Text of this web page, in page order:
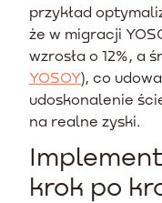
przykład
że w migracji
wzrosła o 12%, a
YOSOY), co
udoskonalenie
na realne zyski.
krok po